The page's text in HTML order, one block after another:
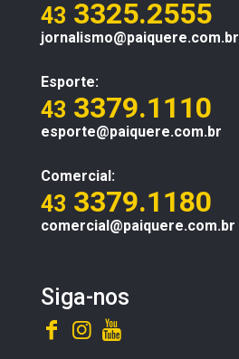
43 3325.2555
jornalismo@paiquere.com.br
Esporte:
43 3379.1110
esporte@paiquere.com.br
Comercial:
43 3379.1180
comercial@paiquere.com.br
Siga-nos